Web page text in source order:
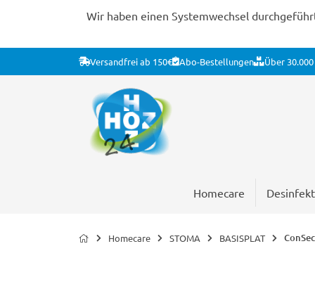
Wir haben einen Systemwechsel
Versandfrei ab 150€ Abo-Bestellungen Über
Homecare
Homecare STOMA BASISPLAT